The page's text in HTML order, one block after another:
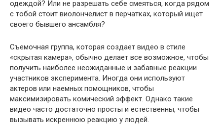
одеждой? Или не разрешать себе смеяться, когда рядом
с тобой стоит виолончелист в перчатках, который ищет
своего бывшего ансамбля?
Съемочная группа, которая создает видео в стиле
«скрытая камера», обычно делает все возможное, чтобы
получить наиболее неожиданные и забавные реакции
участников эксперимента. Иногда они используют
актеров или наемных помощников, чтобы
максимизировать комический эффект. Однако такие
видео часто достаточно просты и естественны, чтобы
вызывать искреннюю реакцию у людей.